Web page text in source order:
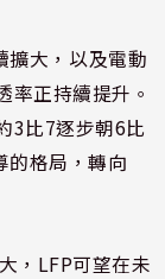
大，以及電動
率正持續提升。
3比7逐步朝6比
的格局，轉向
，LFP可望在未